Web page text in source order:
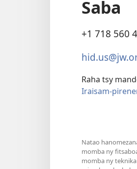
Saba
+1 718 560
Raha tsy
Iraisam-
Natao
momba ny
momba ny